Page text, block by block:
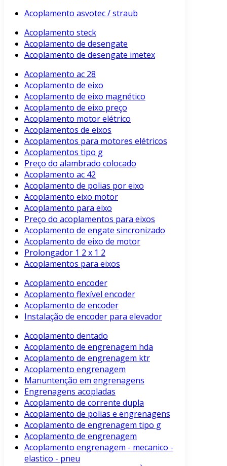
Acoplamento asvotec / straub
Acoplamento steck
Acoplamento de desengate
Acoplamento de desengate imetex
Acoplamento ac 28
Acoplamento de eixo
Acoplamento de eixo magnético
Acoplamento de eixo preço
Acoplamento motor elétrico
Acoplamentos de eixos
Acoplamentos para motores elétricos
Acoplamentos tipo g
Preço do alambrado colocado
Acoplamento ac 42
Acoplamento de polias por eixo
Acoplamento eixo motor
Acoplamento para eixo
Preço do acoplamentos para eixos
Acoplamento de engate sincronizado
Acoplamento de eixo de motor
Prolongador 1 2 x 1 2
Acoplamentos para eixos
Acoplamento encoder
Acoplamento flexível encoder
Acoplamento de encoder
Instalação de encoder para elevador
Acoplamento dentado
Acoplamento de engrenagem hda
Acoplamento de engrenagem ktr
Acoplamento engrenagem
Manuntenção em engrenagens
Engrenagens acopladas
Acoplamento de corrente dupla
Acoplamento de polias e engrenagens
Acoplamento de engrenagem tipo g
Acoplamento de engrenagem
Acoplamento engrenagem - mecanico -
elastico - pneu